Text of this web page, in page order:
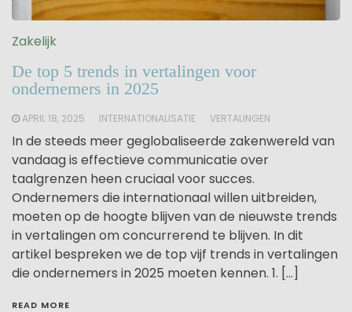
Zakelijk
De top 5 trends in vertalingen voor
ondernemers in 2025
APRIL 18, 2025 INTERNATIONALISATIE VERTALINGEN
In de steeds meer geglobaliseerde zakenwereld van
vandaag is effectieve communicatie over
taalgrenzen heen cruciaal voor succes.
Ondernemers die internationaal willen uitbreiden,
moeten op de hoogte blijven van de nieuwste trends
in vertalingen om concurrerend te blijven. In dit
artikel bespreken we de top vijf trends in vertalingen
die ondernemers in 2025 moeten kennen. 1. […]
READ MORE